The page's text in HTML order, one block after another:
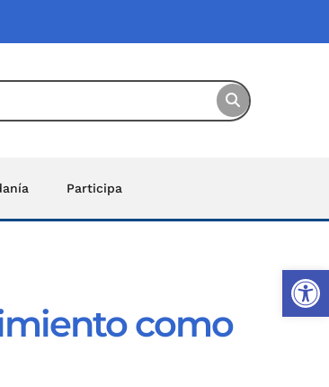
Participa
como